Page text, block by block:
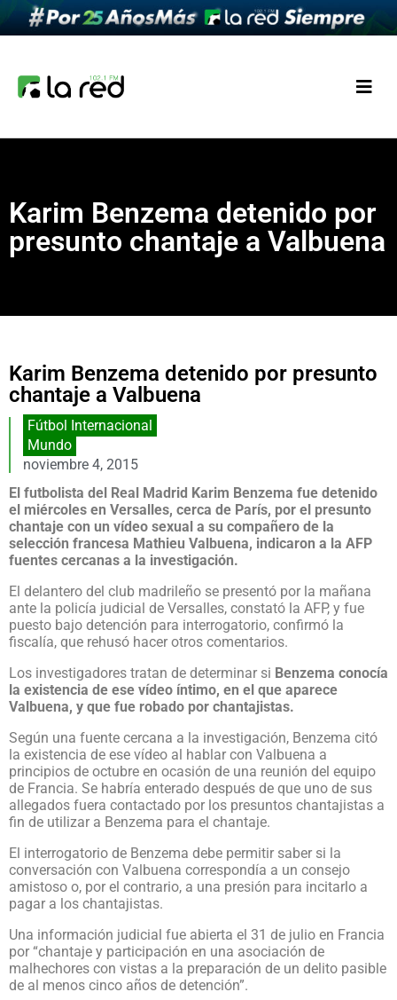
Karim Benzema detenido por
presunto chantaje a Valbuena
Karim Benzema detenido por presunto
chantaje a Valbuena
Fútbol Internacional
Mundo
noviembre 4, 2015
El futbolista del Real Madrid Karim Benzema fue detenido
el miércoles en Versalles, cerca de París, por el presunto
chantaje con un vídeo sexual a su compañero de la
selección francesa Mathieu Valbuena, indicaron a la AFP
fuentes cercanas a la investigación.
El delantero del club madrileño se presentó por la mañana
ante la policía judicial de Versalles, constató la AFP, y fue
puesto bajo detención para interrogatorio, confirmó la
fiscalía, que rehusó hacer otros comentarios.
Los investigadores tratan de determinar si Benzema conocía
la existencia de ese vídeo íntimo, en el que aparece
Valbuena, y que fue robado por chantajistas.
Según una fuente cercana a la investigación, Benzema citó
la existencia de ese vídeo al hablar con Valbuena a
principios de octubre en ocasión de una reunión del equipo
de Francia. Se habría enterado después de que uno de sus
allegados fuera contactado por los presuntos chantajistas a
fin de utilizar a Benzema para el chantaje.
El interrogatorio de Benzema debe permitir saber si la
conversación con Valbuena correspondía a un consejo
amistoso o, por el contrario, a una presión para incitarlo a
pagar a los chantajistas.
Una información judicial fue abierta el 31 de julio en Francia
por “chantaje y participación en una asociación de
malhechores con vistas a la preparación de un delito pasible
de al menos cinco años de detención”.